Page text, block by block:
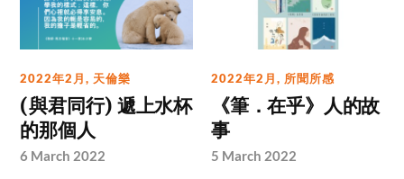
2022年2月, 天倫樂
(與君同行) 遞上水杯
的那個人
6 March 2022
2022年2月, 所聞所感
《筆．在乎》人的故
事
5 March 2022